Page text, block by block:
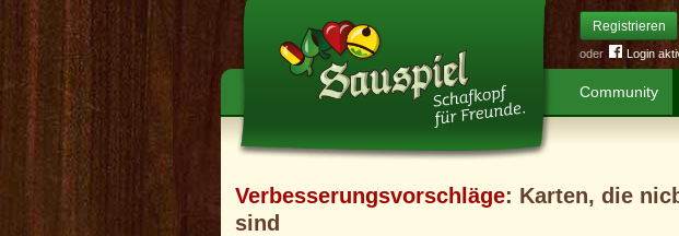
Registrieren
oder Login
Community
Verbesserungsvorschläge: Karten, die
sind